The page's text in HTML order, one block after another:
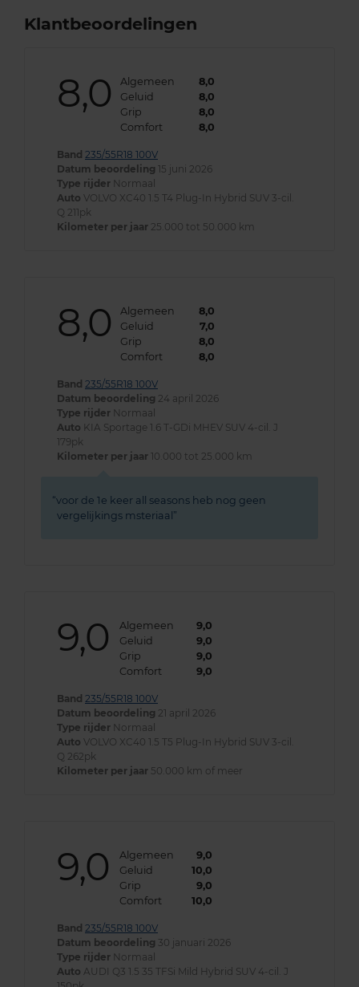
Klantbeoordelingen
8,0 Algemeen
8,0
Geluid
8,0
Grip
8,0
Comfort
8,0
Band 235/55R18 100V
Datum beoordeling 15 juni 2026
Type rijder Normaal
Auto VOLVO XC40 1.5 T4 Plug-In Hybrid SUV 3-cil.
Q 211pk
Kilometer per jaar 25.000 tot 50.000 km
8,0 Algemeen
8,0
Geluid
7,0
Grip
8,0
Comfort
8,0
Band 235/55R18 100V
Datum beoordeling 24 april 2026
Type rijder Normaal
Auto KIA Sportage 1.6 T-GDi MHEV SUV 4-cil. J
179pk
Kilometer per jaar 10.000 tot 25.000 km
voor de 1e keer all seasons heb nog geen
vergelijkings msteriaal
9,0 Algemeen
9,0
Geluid
9,0
Grip
9,0
Comfort
9,0
Band 235/55R18 100V
Datum beoordeling 21 april 2026
Type rijder Normaal
Auto VOLVO XC40 1.5 T5 Plug-In Hybrid SUV 3-cil.
Q 262pk
Kilometer per jaar 50.000 km of meer
9,0 Algemeen
9,0
Geluid
10,0
Grip
9,0
Comfort
10,0
Band 235/55R18 100V
Datum beoordeling 30 januari 2026
Type rijder Normaal
Auto AUDI Q3 1.5 35 TFSi Mild Hybrid SUV 4-cil. J